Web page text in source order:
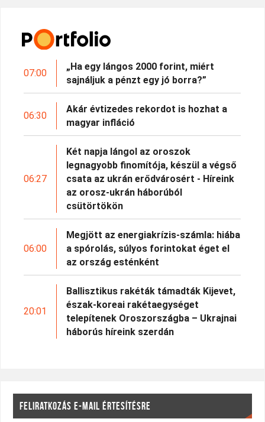
07:00
„Ha egy lángos 2000 forint, miért
sajnáljuk a pénzt egy jó borra?”
06:30
Akár évtizedes rekordot is hozhat a
magyar infláció
06:27
Két napja lángol az oroszok
legnagyobb finomítója, készül a végső
csata az ukrán erődvárosért - Híreink
az orosz-ukrán háborúból
csütörtökön
06:00
Megjött az energiakrízis-számla: hiába
a spórolás, súlyos forintokat éget el
az ország esténként
20:01
Ballisztikus rakéták támadták Kijevet,
észak-koreai rakétaegységet
telepítenek Oroszországba – Ukrajnai
háborús híreink szerdán
FELIRATKOZÁS E-MAIL ÉRTESÍTÉSRE